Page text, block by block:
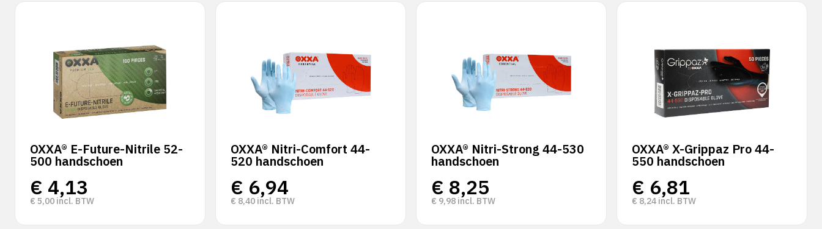
OXXA® E-Future-Nitrile 52-
500 handschoen
€ 4,13
€ 5,00 incl. BTW
OXXA® Nitri-Comfort 44-
520 handschoen
€ 6,94
€ 8,40 incl. BTW
OXXA® Nitri-Strong 44-530
handschoen
€ 8,25
€ 9,98 incl. BTW
OXXA® X-Grippaz Pro 44-
550 handschoen
€ 6,81
€ 8,24 incl. BTW